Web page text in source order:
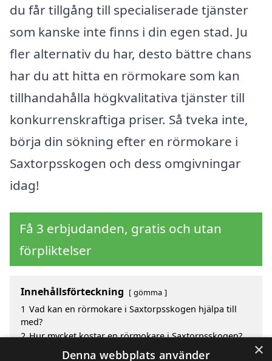
du får tillgång till specialiserade tjänster
som kanske inte finns i din egen stad. Ju
fler alternativ du har, desto bättre chans
har du att hitta en rörmokare som kan
tillhandahålla högkvalitativa tjänster till
konkurrenskraftiga priser. Så tveka inte,
börja din sökning efter en rörmokare i
Saxtorpsskogen och dess omgivningar
idag!
Få 3 erbjudanden, gratis och utan
förpliktelser
Innehållsförteckning gömma
1 Vad kan en rörmokare i Saxtorpsskogen hjälpa till
med?
2 Hur mycket kostar en rörmokare i Saxtorpsskogen?
Fördelar med att välja rörmokare i Saxtorpsskogen
×
Denna webbplats använder